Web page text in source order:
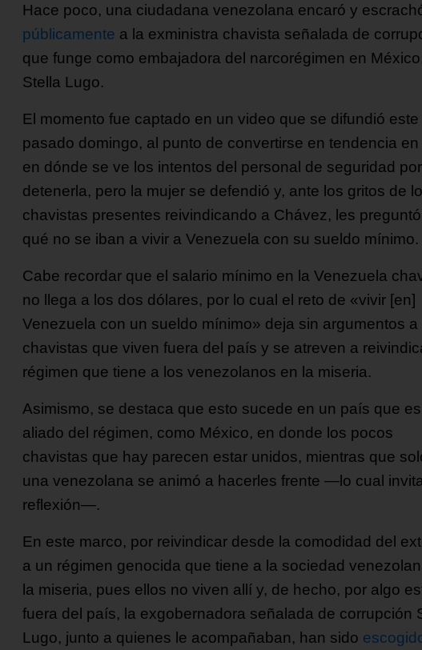
Hace poco, una ciudadana venezolana encaró y
públicamente a la exministra chavista señalada de
que funge como embajadora del narcorégimen en
Stella Lugo.
El momento fue captado en un video que se difundió este
pasado domingo, al punto de convertirse en tendencia en
en dónde se ve los intentos del personal de seguridad por
detenerla, pero la mujer se defendió y, ante los gritos de
chavistas presentes reivindicando a Chávez, les
qué no se iban a vivir a Venezuela con su sueldo mínimo.
Cabe recordar que el salario mínimo en la Venezuela
no llega a los dos dólares, por lo cual el reto de «vivir [en]
Venezuela con un sueldo mínimo» deja sin argumentos a
chavistas que viven fuera del país y se atreven a
régimen que tiene a los venezolanos en la miseria.
Asimismo, se destaca que esto sucede en un país que es
aliado del régimen, como México, en donde los pocos
chavistas que hay parecen estar unidos, mientras que
una venezolana se animó a hacerles frente —lo cual
reflexión—.
En este marco, por reivindicar desde la comodidad del
a un régimen genocida que tiene a la sociedad
la miseria, pues ellos no viven allí y, de hecho, por algo
fuera del país, la exgobernadora señalada de corrupción
Lugo, junto a quienes le acompañaban, han sido